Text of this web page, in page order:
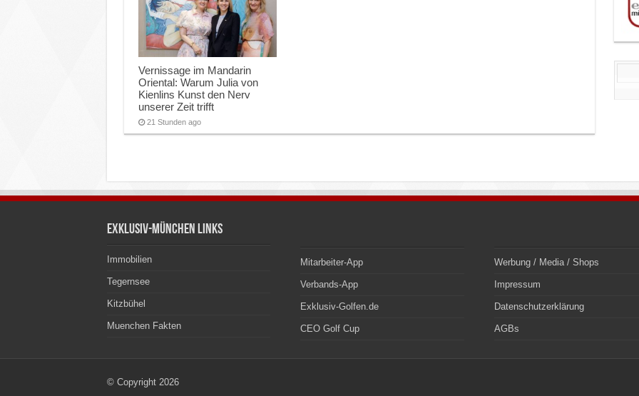
Vernissage im Mandarin
Oriental: Warum Julia von
Kienlins Kunst den Nerv
unserer Zeit trifft
21 Stunden ago
Exklusiv-München Links
Immobilien
Tegernsee
Kitzbühel
Muenchen Fakten
Mitarbeiter-App
Verbands-App
Exklusiv-Golfen.de
CEO Golf Cup
Werbung / Media / Shops
Impressum
Datenschutzerklärung
AGBs
© Copyright 2026